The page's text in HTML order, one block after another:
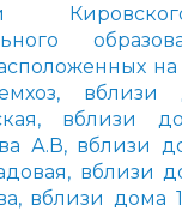
на
вблизи
А.В, вблизи
вблизи
вблизи дома